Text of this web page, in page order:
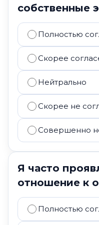
собственные
Полностью
Скорее
Нейтрально
Скорее не
Совершенно
Я часто
отношение к
Полностью